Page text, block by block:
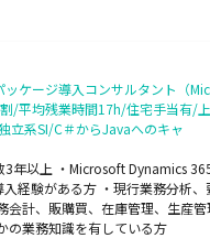
ッケージ導入コンサルタント（
/平均残業時間17h/住宅手当有/
立系SI/C＃からJavaへのキャ
年以上 ・Microsoft Dynamics
経験がある方 ・現行業務分析
会計、販購買、在庫管理、生産
業務知識を有している方